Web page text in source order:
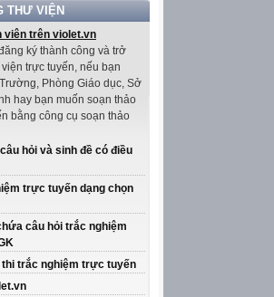
THƯ VIỆN
viên trên violet.vn
ký thành công và trở
trực tuyến, nếu bạn
Phòng Giáo dục, Sở
hay bạn muốn soạn thảo
bằng công cụ soạn thảo
hỏi và sinh đề có điều
trực tuyến dạng chọn
câu hỏi trắc nghiệm
trắc nghiệm trực tuyến